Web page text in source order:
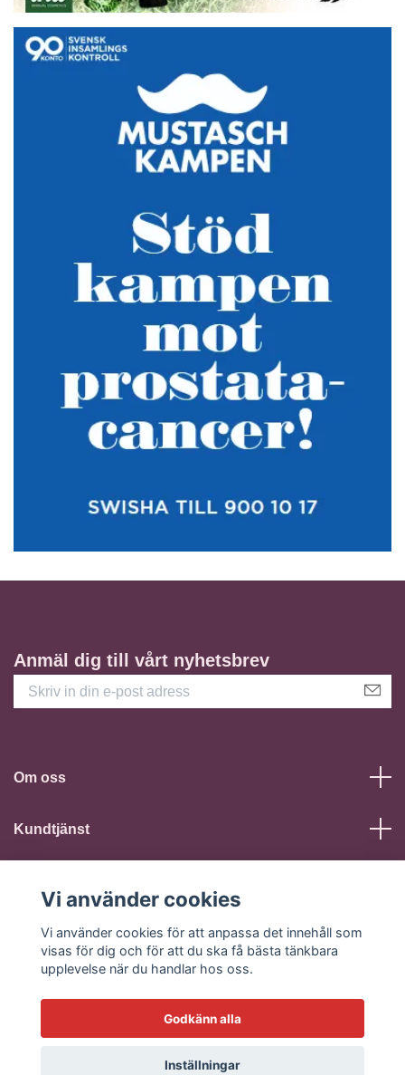
Anmäl dig till vårt nyhetsbrev
Om oss
Kundtjänst
Sociala medier
© 2026 Fuuk - Sexshop
Vi använder cookies
Vi använder cookies för att anpassa det innehåll som
visas för dig och för att du ska få bästa tänkbara
upplevelse när du handlar hos oss.
Godkänn alla
Inställningar